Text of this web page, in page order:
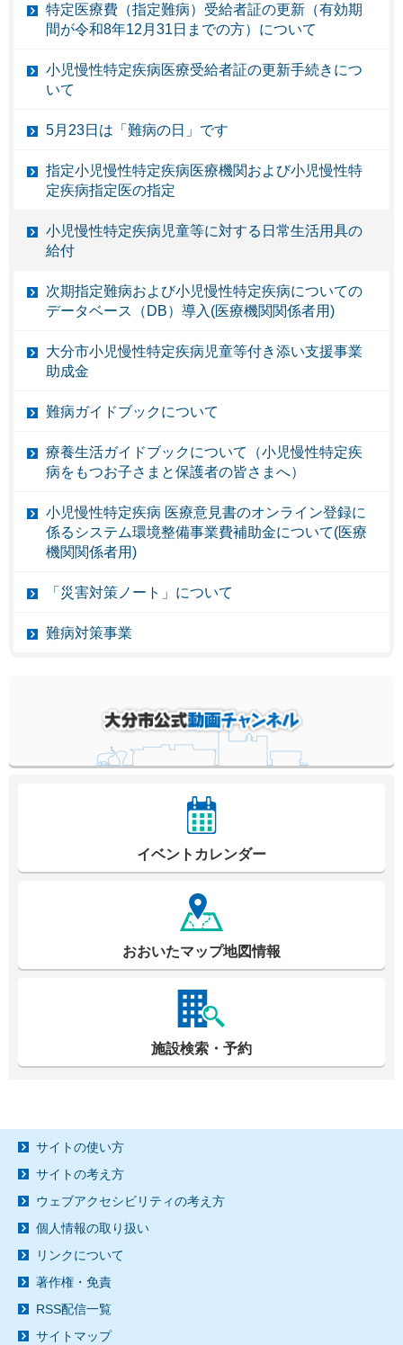
特定医療費（指定難病）受給者証の更新（有効期
間が令和8年12月31日までの方）について
小児慢性特定疾病医療受給者証の更新手続きにつ
いて
5月23日は「難病の日」です
指定小児慢性特定疾病医療機関および小児慢性特
定疾病指定医の指定
小児慢性特定疾病児童等に対する日常生活用具の
給付
次期指定難病および小児慢性特定疾病についての
データベース（DB）導入(医療機関関係者用)
大分市小児慢性特定疾病児童等付き添い支援事業
助成金
難病ガイドブックについて
療養生活ガイドブックについて（小児慢性特定疾
病をもつお子さまと保護者の皆さまへ）
小児慢性特定疾病 医療意見書のオンライン登録に
係るシステム環境整備事業費補助金について(医療
機関関係者用)
「災害対策ノート」について
難病対策事業
イベントカレンダー
おおいたマップ地図情報
施設検索・予約
サイトの使い方
サイトの考え方
ウェブアクセシビリティの考え方
個人情報の取り扱い
リンクについて
著作権・免責
RSS配信一覧
サイトマップ